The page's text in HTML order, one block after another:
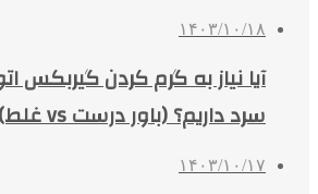
۱۴۰۳/۱۰/۱۸
آیا نیاز به گرم کردن گیربکس
سرد داریم؟ (باور درست vs غلط)
۱۴۰۳/۱۰/۱۷